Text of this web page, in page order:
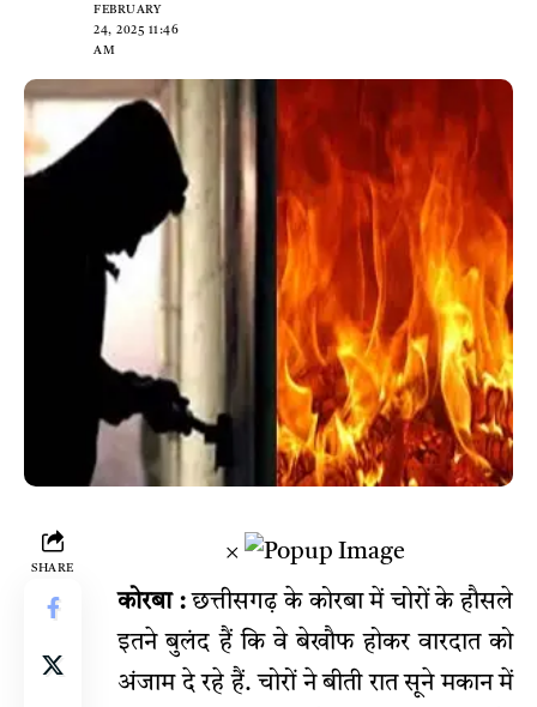
FEBRUARY
24, 2025 11:46
AM
SHARE
×
कोरबा :छत्तीसगढ़ के कोरबा में चोरों के हौसले
इतने बुलंद हैं कि वे बेखौफ होकर वारदात को
अंजाम दे रहे हैं. चोरों ने बीती रात सूने मकान में